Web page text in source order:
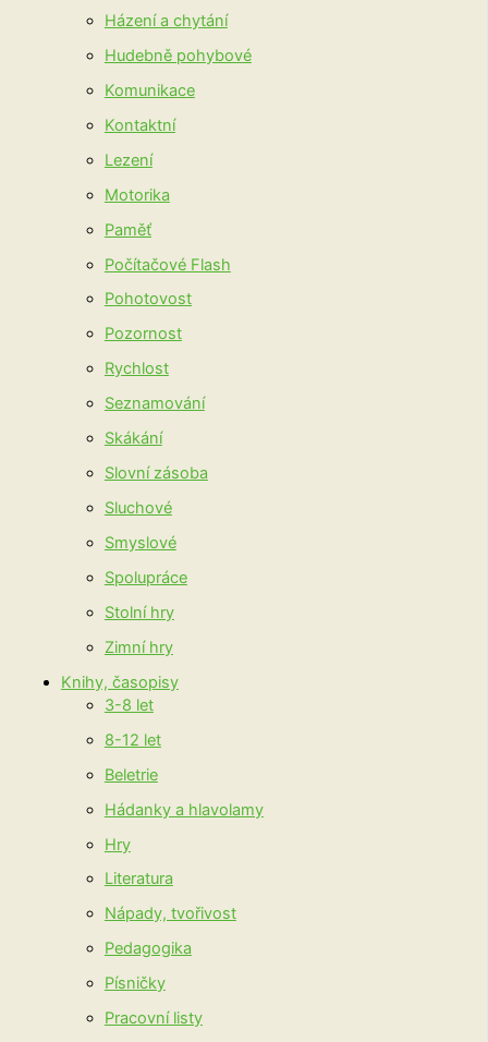
Házení a chytání
Hudebně pohybové
Komunikace
Kontaktní
Lezení
Motorika
Paměť
Počítačové Flash
Pohotovost
Pozornost
Rychlost
Seznamování
Skákání
Slovní zásoba
Sluchové
Smyslové
Spolupráce
Stolní hry
Zimní hry
Knihy, časopisy
3-8 let
8-12 let
Beletrie
Hádanky a hlavolamy
Hry
Literatura
Nápady, tvořivost
Pedagogika
Písničky
Pracovní listy